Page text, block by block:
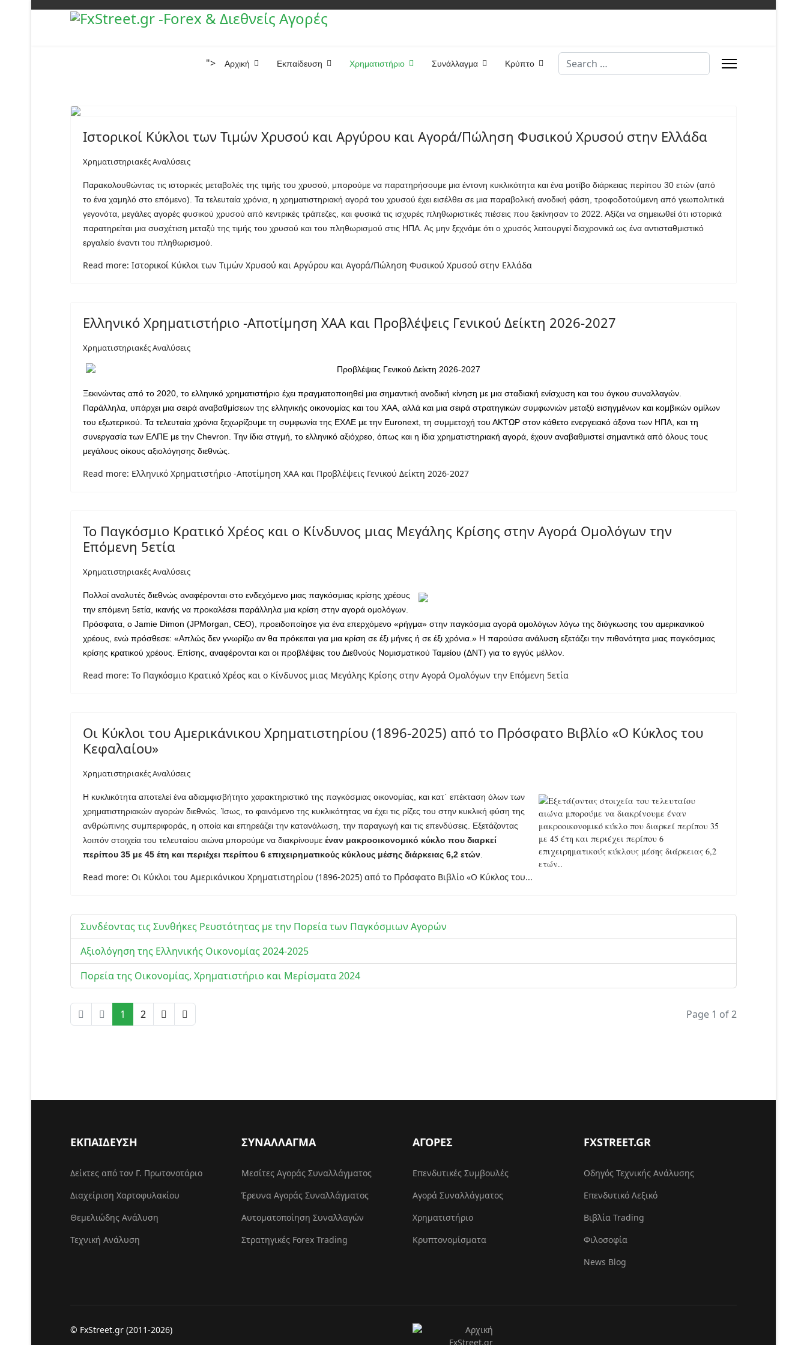
"> Αρχική Εκπαίδευση Χρηματιστήριο Συνάλλαγμα Κρύπτο Search
Ιστορικοί Κύκλοι των Τιμών Χρυσού και Αργύρου και Αγορά/Πώληση Φυσικού Χρυσού στην Ελλάδα
Χρηματιστηριακές Αναλύσεις
Παρακολουθώντας τις ιστορικές μεταβολές της τιμής του χρυσού, μπορούμε να παρατηρήσουμε μια έντονη κυκλικότητα και ένα μοτίβο διάρκειας περίπου 30 ετών (από
το ένα χαμηλό στο επόμενο). Τα τελευταία χρόνια, η χρηματιστηριακή αγορά του χρυσού έχει εισέλθει σε μια παραβολική ανοδική φάση, τροφοδοτούμενη από γεωπολιτικά
γεγονότα, μεγάλες αγορές φυσικού χρυσού από κεντρικές τράπεζες, και φυσικά τις ισχυρές πληθωριστικές πιέσεις που ξεκίνησαν το 2022. Αξίζει να σημειωθεί ότι ιστορικά
παρατηρείται μια συσχέτιση μεταξύ της τιμής του χρυσού και του πληθωρισμού στις ΗΠΑ. Ας μην ξεχνάμε ότι ο χρυσός λειτουργεί διαχρονικά ως ένα αντισταθμιστικό
εργαλείο έναντι του πληθωρισμού.
Read more: Ιστορικοί Κύκλοι των Τιμών Χρυσού και Αργύρου και Αγορά/Πώληση Φυσικού Χρυσού στην Ελλάδα
Ελληνικό Χρηματιστήριο -Αποτίμηση ΧΑΑ και Προβλέψεις Γενικού Δείκτη 2026-2027
Χρηματιστηριακές Αναλύσεις
Ξεκινώντας από το 2020, το ελληνικό χρηματιστήριο έχει πραγματοποιηθεί μια σημαντική ανοδική κίνηση με μια σταδιακή ενίσχυση και του όγκου συναλλαγών.
Παράλληλα, υπάρχει μια σειρά αναβαθμίσεων της ελληνικής οικονομίας και του ΧΑΑ, αλλά και μια σειρά στρατηγικών συμφωνιών μεταξύ εισηγμένων και κομβικών ομίλων
του εξωτερικού. Τα τελευταία χρόνια ξεχωρίζουμε τη συμφωνία της ΕΧΑΕ με την Euronext , τη συμμετοχή του ΑΚΤΩΡ στον κάθετο ενεργειακό άξονα των ΗΠΑ, και τη
συνεργασία των ΕΛΠΕ με την Chevron. Την ίδια στιγμή, το ελληνικό αξιόχρεο, όπως και η ίδια χρηματιστηριακή αγορά, έχουν αναβαθμιστεί σημαντικά από όλους τους
μεγάλους οίκους αξιολόγησης διεθνώς.
Read more: Ελληνικό Χρηματιστήριο -Αποτίμηση ΧΑΑ και Προβλέψεις Γενικού Δείκτη 2026-2027
Το Παγκόσμιο Κρατικό Χρέος και ο Κίνδυνος μιας Μεγάλης Κρίσης στην Αγορά Ομολόγων την
Επόμενη 5ετία
Χρηματιστηριακές Αναλύσεις
Πολλοί αναλυτές διεθνώς αναφέρονται στο ενδεχόμενο μιας παγκόσμιας κρίσης χρέους
την επόμενη 5ετία, ικανής να προκαλέσει παράλληλα μια κρίση στην αγορά ομολόγων.
Πρόσφατα, ο Jamie Dimon (JPMorgan CEO), προειδοποίησε για ένα επερχόμενο «ρήγμα» στην παγκόσμια αγορά ομολόγων λόγω της διόγκωσης του αμερικανικού
χρέους, ενώ πρόσθεσε: «Απλώς δεν γνωρίζω αν θα πρόκειται για μια κρίση σε έξι μήνες ή σε έξι χρόνια.» Η παρούσα ανάλυση εξετάζει την πιθανότητα μιας παγκόσμιας
κρίσης κρατικού χρέους. Επίσης, αναφέρονται και οι προβλέψεις του Διεθνούς Νομισματικού Ταμείου (ΔΝΤ) για το εγγύς μέλλον.
Read more: Το Παγκόσμιο Κρατικό Χρέος και ο Κίνδυνος μιας Μεγάλης Κρίσης στην Αγορά Ομολόγων την Επόμενη 5ετία
Οι Κύκλοι του Αμερικάνικου Χρηματιστηρίου (1896-2025) από το Πρόσφατο Βιβλίο «Ο Κύκλος του
Κεφαλαίου»
Χρηματιστηριακές Αναλύσεις
Η κυκλικότητα αποτελεί ένα αδιαμφισβήτητο χαρακτηριστικό της παγκόσμιας οικονομίας, και κατ΄ επέκταση όλων των
χρηματιστηριακών αγορών διεθνώς. Ίσως, το φαινόμενο της κυκλικότητας να έχει τις ρίζες του στην κυκλική φύση της
ανθρώπινης συμπεριφοράς, η οποία και επηρεάζει την κατανάλωση, την παραγωγή και τις επενδύσεις. Εξετάζοντας
λοιπόν στοιχεία του τελευταίου αιώνα μπορούμε να διακρίνουμε έναν μακροοικονομικό κύκλο που διαρκεί
περίπου 35 με 45 έτη και περιέχει περίπου 6 επιχειρηματικούς κύκλους μέσης διάρκειας 6,2 ετών
Read more: Οι Κύκλοι του Αμερικάνικου Χρηματιστηρίου (1896-2025) από το Πρόσφατο Βιβλίο «Ο Κύκλος του...
Συνδέοντας τις Συνθήκες Ρευστότητας με την Πορεία των Παγκόσμιων Αγορών
Αξιολόγηση της Ελληνικής Οικονομίας 2024-2025
Πορεία της Οικονομίας, Χρηματιστήριο και Μερίσματα 2024
1 2 Page 1 of 2
ΕΚΠΑΙΔΕΥΣΗ
Δείκτες από τον Γ. Πρωτονοτάριο
Διαχείριση Χαρτοφυλακίου
Θεμελιώδης Ανάλυση
Τεχνική Ανάλυση
ΣΥΝΑΛΛΑΓΜΑ
Μεσίτες Αγοράς Συναλλάγματος
Έρευνα Αγοράς Συναλλάγματος
Αυτοματοποίηση Συναλλαγών
Στρατηγικές Forex Trading
ΑΓΟΡΕΣ
Επενδυτικές Συμβουλές
Αγορά Συναλλάγματος
Χρηματιστήριο
Κρυπτονομίσματα
FXSTREET.GR
Οδηγός Τεχνικής Ανάλυσης
Επενδυτικό Λεξικό
Βιβλία Trading
Φιλοσοφία
News Blog
© FxStreet.gr (2011-2026)